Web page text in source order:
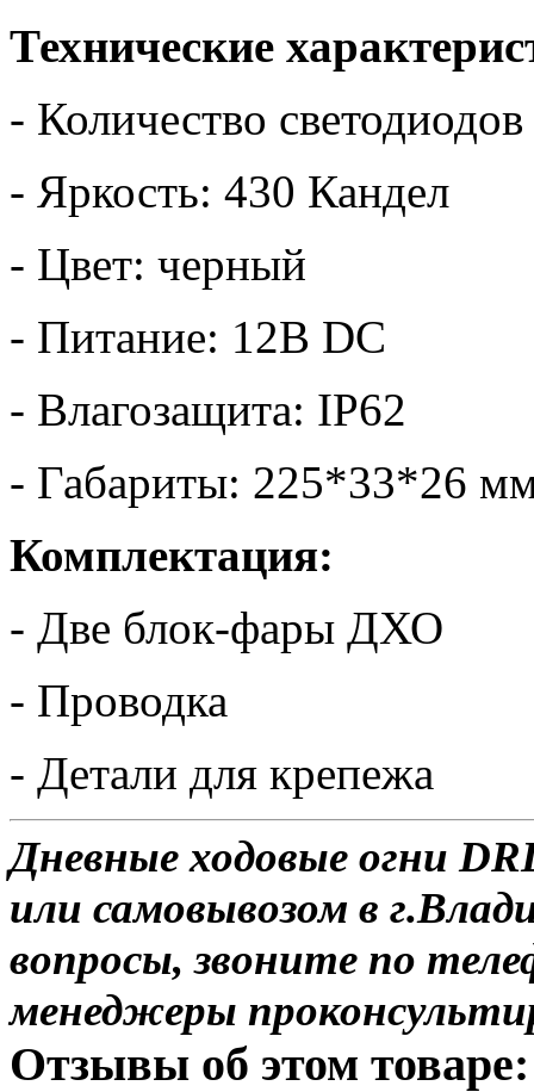
Технические
- Количество
- Яркость: 430 Кандел
- Цвет: черный
- Питание: 12В DC
- Влагозащита: IP62
- Габариты: 225*33*26
Комплектация:
- Две блок-фары ДХО
- Проводка
- Детали для крепежа
Дневные ходовые огни
или самовывозом в
вопросы, звоните по
менеджеры
Отзывы об этом товаре: